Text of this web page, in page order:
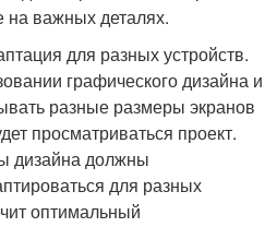
на важных деталях.
для разных устройств.
графического дизайна и
разные размеры экранов
просматриваться проект.
дизайна должны
для разных
оптимальный